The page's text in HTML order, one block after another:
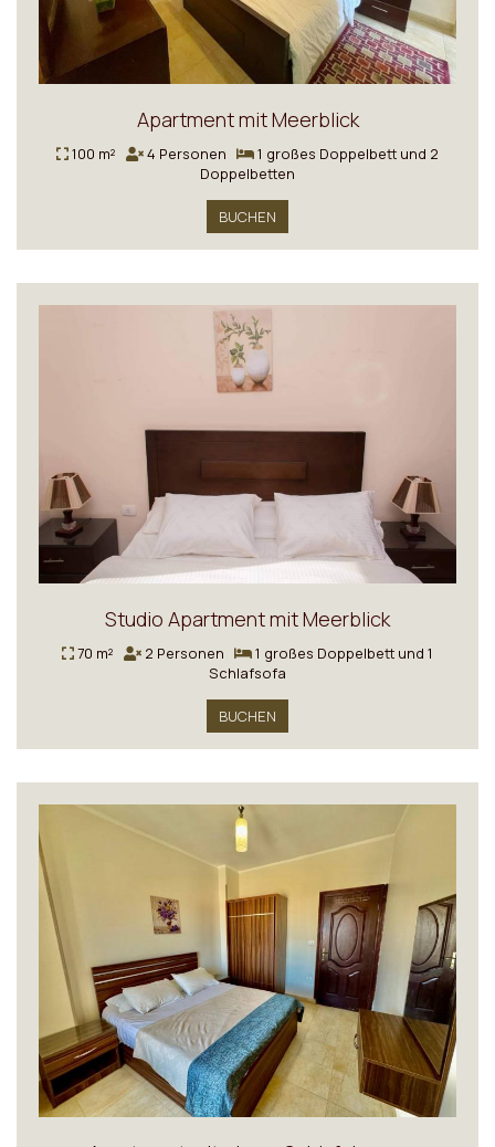
Apartment mit Meerblick
100 m² 4 Personen
1 großes Doppelbett und 2
Doppelbetten
BUCHEN
Studio Apartment mit Meerblick
70 m² 2 Personen
1 großes Doppelbett und 1
Schlafsofa
BUCHEN